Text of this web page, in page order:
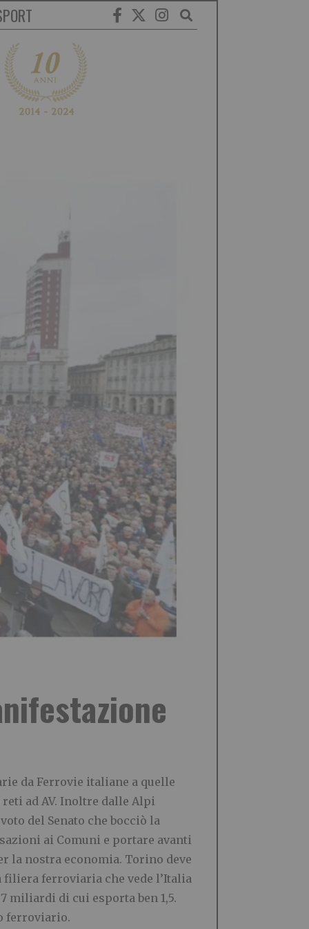
da Ferrovie italiane a quelle
ad AV. Inoltre dalle Alpi
del Senato che bocciò la
ai Comuni e portare avanti
la nostra economia. Torino deve
filiera ferroviaria che vede l’Italia
miliardi di cui esporta ben 1,5.
ferroviario.